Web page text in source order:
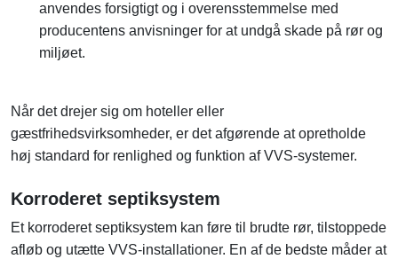
anvendes forsigtigt og i overensstemmelse med
producentens anvisninger for at undgå skade på rør og
miljøet.
Når det drejer sig om hoteller eller
gæstfrihedsvirksomheder, er det afgørende at opretholde
høj standard for renlighed og funktion af VVS-systemer.
Korroderet septiksystem
Et korroderet septiksystem kan føre til brudte rør, tilstoppede
afløb og utætte VVS-installationer. En af de bedste måder at